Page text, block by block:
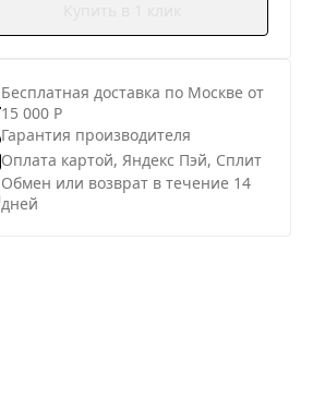
Бесплатная доставка по Москве от
15 000 Р
Гарантия производителя
Оплата картой, Яндекс Пэй, Сплит
Обмен или возврат в течение 14
дней